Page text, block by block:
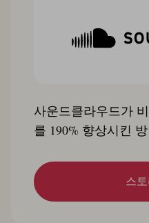
사운드클라우드가
를 190% 향상시킨
스토